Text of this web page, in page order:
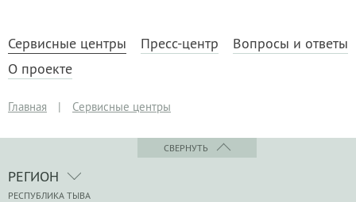
Сервисные центры Пресс-центр
Вопросы и ответы
О проекте
Главная | Сервисные центры
СВЕРНУТЬ
РЕГИОН
РЕСПУБЛИКА ТЫВА